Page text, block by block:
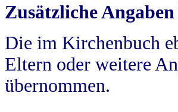
Zusätzliche
Die im Kirchenbuch
Eltern oder weitere
übernommen.